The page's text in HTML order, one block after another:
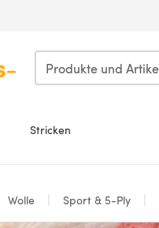
Stricken
Wolle Sport & 5-Ply